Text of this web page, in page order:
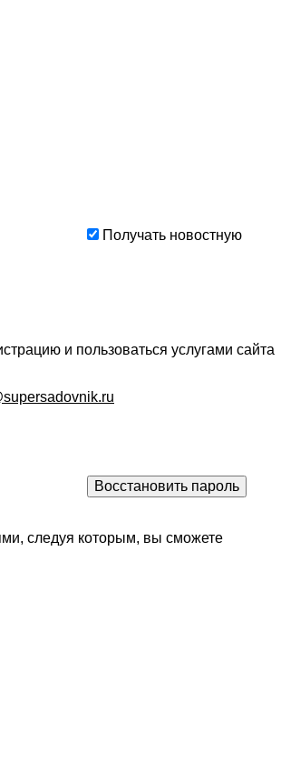
Получать новостную
и пользоваться услугами сайта
следуя которым, вы сможете